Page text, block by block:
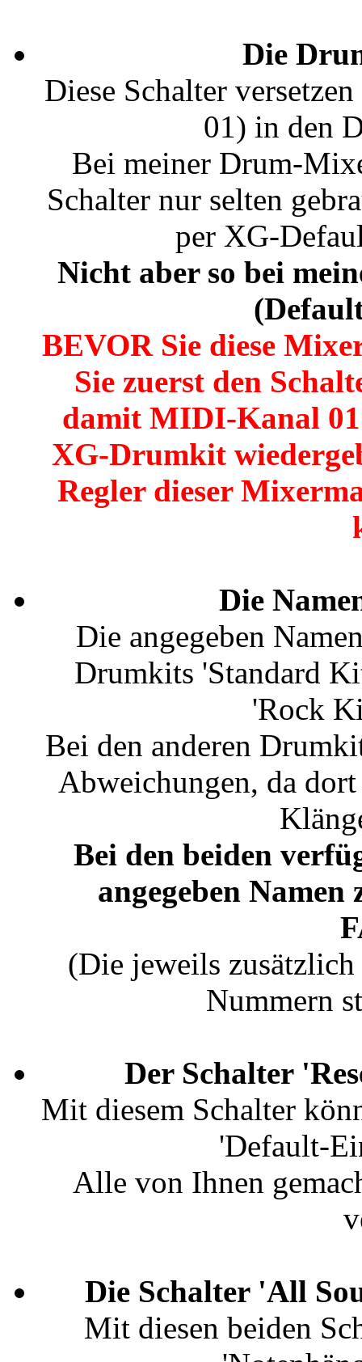
Die
Diese Schalter
01) in den
Bei meiner Drum-
Schalter nur selten
per XG-
Nicht aber so bei
BEVOR Sie diese
Sie zuerst den
damit MIDI-Kanal 01
XG-Drumkit
Regler dieser
Die
Die angegeben
Drumkits 'Standard
'Rock
Bei den anderen
Abweichungen, da
Bei den beiden
angegeben
(Die jeweils
Nummern
Der Schalter
Mit diesem Schalter
'Default-
Alle von Ihnen
Die Schalter 'All
Mit diesen beiden